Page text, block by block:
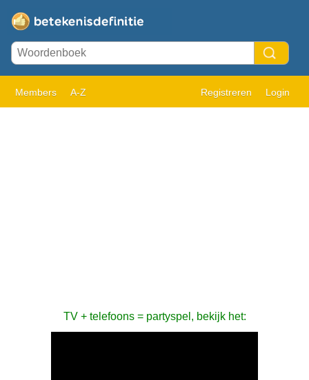
Members A-Z Registreren Login
TV + telefoons = partyspel, bekijk het: